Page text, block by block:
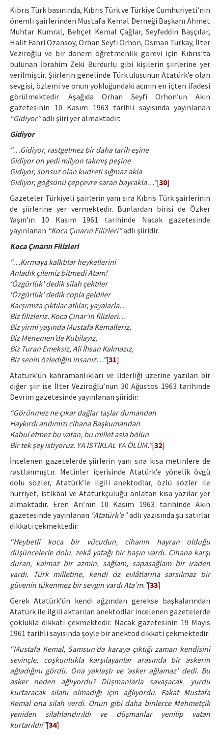
Kıbrıs Türk basınında, Kıbrıs Türk ve Türkiye Cumhuriyeti’nin
önemli şairlerinden Mustafa Kemal Derneği Başkanı Ahmet
Muhtar Kumral, Behçet Kemal Çağlar, Seyfeddin Başçılar,
Halit Fahri Ozansoy, Orhan Seyfi Orhon, Osman Türkay, İlter
Veziroğlu ve bir dönem öğretmenlik görevi için Kıbrıs’ta
bulunan İbrahim Zeki Burdurlu gibi kişilerin şiirlerine yer
verilmiştir. Şiirlerin genelinde Türk ulusunun Atatürk’e olan
sevgisi, özlemi ve onun yokluğundaki acının en içten ifadesi
görülmektedir. Aşağıda Orhan Seyfi Orhon’un Akın
gazetesinin 10 Kasım 1963 tarihli sayısında yayınlanan
“Gidiyor”adlı şiiri yer almaktadır:
Gidiyor
“…Gidiyor, rastgelmez bir daha tarih eşine
Gidiyor on yedi milyon takmış peşine
Gidiyor, sonsuz olan kudreti sığmaz akla
Gidiyor, göğsünü çepçevre saran bayrakla…”[30]
Gazeteler Türkiyeli şairlerin yanı sıra Kıbrıs Türk şairlerinin
de şiirlerine yer vermektedir. Bunlardan birisi de Özker
Yaşın’ın 10 Kasım 1961 tarihinde Nacak gazetesinde
yayınlanan “Koca Çınarın Filizleri”adlı şiiridir:
Koca Çınarın Filizleri
“…Kırmaya kalktılar heykellerini
Anladık çilemiz bitmedi Atam!
‘Özgürlük’ dedik silah çektiler
‘Özgürlük’ dedik copla geldiler
Karşımıza çıktılar atlılar, yayalarla…
Biz filizleriz. Koca Çınar’ın filizleri…
Biz yirmi yaşında Mustafa Kemalleriz,
Biz Menemen’de Kubilayız,
Biz Turan Emeksiz, Ali İhsan Kalmazız,
Biz senin özlediğin insanız…”[31]
Atatürk’ün kahramanlıkları ve liderliği üzerine yazılan bir
diğer şiir ise İlter Veziroğlu’nun 30 Ağustos 1963 tarihinde
Devrim gazetesinde yayınlanan şiiridir:
“Görünmez ne çıkar dağlar taşlar dumandan
Haykırdı andımızı cihana Başkumandan
Kabul etmez bu vatan, bu millet asla bölün
Bir tek şey istiyoruz. YA İSTİKLAL YA ÖLÜM.”[32]
İncelenen gazetelerde şiirlerin yanı sıra kısa metinlere de
rastlanmıştır. Metinler içerisinde Atatürk’e yönelik övgü
dolu sözler, Atatürk’le ilgili anektodlar, özlü sözler ile
hürriyet, istikbal ve Atatürkçülüğü anlatan kısa yazılar yer
almaktadır. Eren Arı’nın 10 Kasım 1963 tarihinde Akın
gazetesinde yayınlanan “Atatürk’e”adlı yazısında şu satırlar
dikkati çekmektedir:
“Heybetli koca bir vücudun, cihanın hayran olduğu
düşüncelerle dolu, zekâ yatağı bir başın vardı. Cihana karşı
duran, kalmaz bir azmin, sağlam, sapasağlam bir iraden
vardı. Türk milletine, kendi öz evlâtlarına sarsılmaz bir
güvenin tükenmez bir sevgin vardı Ata’m.”[33]
Gerek Atatürk’ün kendi ağzından gerekse başkalarından
Atatürk ile ilgili aktarılan anektodlar incelenen gazetelerde
çoklukla dikkati çekmektedir. Nacak gazetesinin 19 Mayıs
1961 tarihli sayısında şöyle bir anektod dikkati çekmektedir:
“Mustafa Kemal, Samsun’da karaya çıktığı zaman kendisini
sevinçle, coşkunlukla karşılayanlar arasında bir askerin
ağladığını gördü. Ona yaklaştı ve ‘asker ağlamaz’ dedi. Bu
asker neden ağlıyordu? Düşmanlarla savaşacak, yurdu
kurtaracak silahı olmadığı için ağlıyordu. Fakat Mustafa
Kemal ona silah verdi. Onun gibi daha binlerce Mehmetçik
yeniden silahlandırıldı ve düşmanlar yenilip vatan
kurtarıldı!”[34]